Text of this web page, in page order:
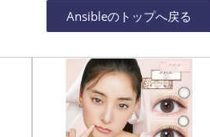
Ansibleのトップへ戻る